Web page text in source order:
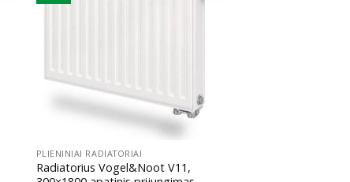
PLIENINIAI RADIATORIAI
Radiatorius Vogel&Noot V11,